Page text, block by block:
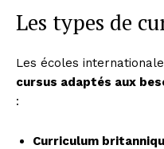
Les types de
Les écoles
cursus adaptés aux
:
Curriculum